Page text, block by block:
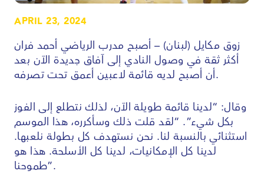
APRIL 23, 2024
زوق مكايل (لبنان) – أصبح مدرب الرياضي أحمد فران
أكثر ثقة في وصول النادي إلى آفاق جديدة الآن بعد
أن أصبح لديه قائمة لاعبين أعمق تحت تصرفه.
وقال: “لدينا قائمة طويلة الآن، لذلك نتطلع إلى الفوز
بكل شيء”. “لقد قلت ذلك وسأكرره، هذا الموسم
استثنائي بالنسبة لنا. نحن نستهدف كل بطولة نلعبها.
لدينا كل الإمكانيات، لدينا كل الأسلحة. هذا هو
طموحنا”.